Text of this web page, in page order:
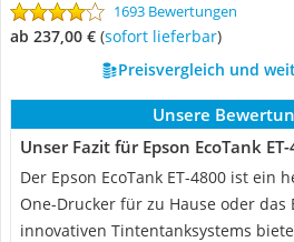
1693 Bewertungen
ab 237,00 € ( Sofort lieferbar)
Preisvergleich und
Unsere
Unser Fazit für Epson EcoTank
Der Epson EcoTank ET-4800 ist ein
One-Drucker für zu Hause oder das
innovativen Tintentanksystems